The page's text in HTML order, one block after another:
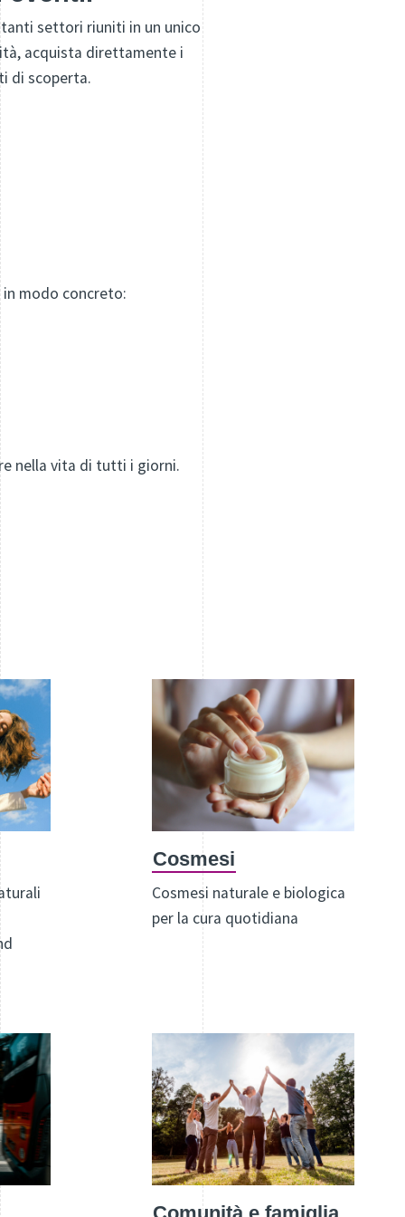
settori riuniti in un unico
acquista direttamente i
di scoperta.
modo concreto:
nella vita di tutti i giorni.
Cosmesi
Cosmesi naturale e biologica
per la cura quotidiana
Comunità e famiglia